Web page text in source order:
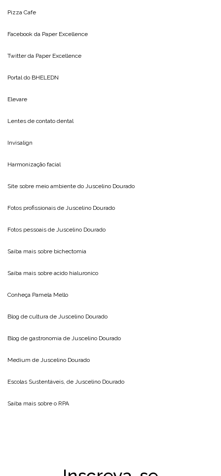
Pizza Cafe
Facebook da Paper Excellence
Twitter da Paper Excellence
Portal do BHELEDN
Elevare
Lentes de contato dental
Invisalign
Harmonização facial
Site sobre meio ambiente do Juscelino Dourado
Fotos profissionais de Juscelino Dourado
Fotos pessoais de Juscelino Dourado
Saiba mais sobre bichectomia
Saiba mais sobre acido hialuronico
Conheça Pamela Mello
Blog de cultura de Juscelino Dourado
Blog de gastronomia de Juscelino Dourado
Medium de Juscelino Dourado
Escolas Sustentáveis, de Juscelino Dourado
Saiba mais sobre o RPA